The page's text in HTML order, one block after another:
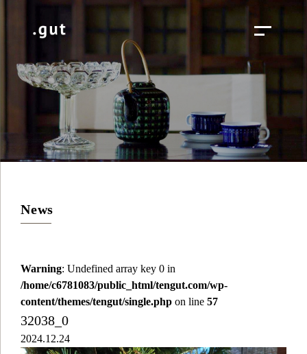
News
Warning: Undefined array key 0 in
/home/c6781083/public_html/tengut.com/wp-
content/themes/tengut/single.php on line 57
32038_0
2024.12.24